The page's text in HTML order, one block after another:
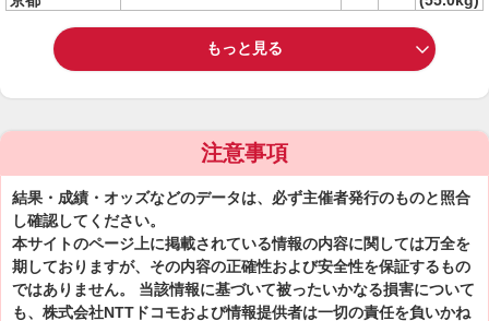
もっと見る
注意事項
結果・成績・オッズなどのデータは、必ず主催者発行のものと照合
し確認してください。
本サイトのページ上に掲載されている情報の内容に関しては万全を
期しておりますが、その内容の正確性および安全性を保証するもの
ではありません。 当該情報に基づいて被ったいかなる損害について
も、株式会社NTTドコモおよび情報提供者は一切の責任を負いかね